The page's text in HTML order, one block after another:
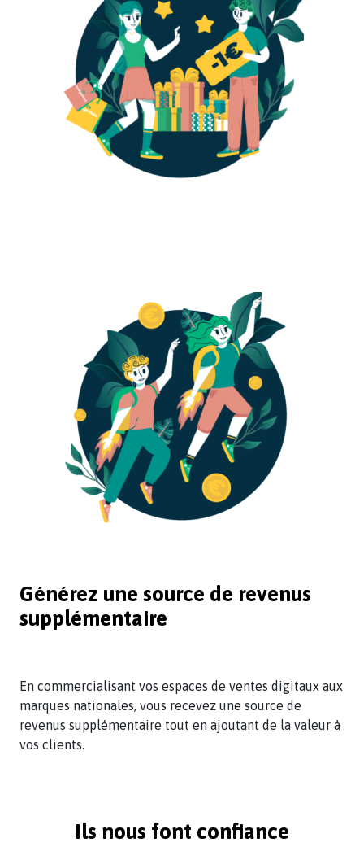
Générez une source de revenus
supplémentaire
En commercialisant vos espaces de ventes digitaux aux
marques nationales, vous recevez une source de
revenus supplémentaire tout en ajoutant de la valeur à
vos clients.
Ils nous font confiance